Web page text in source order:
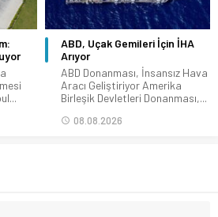
ABD, Uçak Gemileri İçin İHA
Arıyor
ABD Donanması, İnsansız Hava
Aracı Geliştiriyor Amerika
Birleşik Devletleri Donanması,...
08.08.2026